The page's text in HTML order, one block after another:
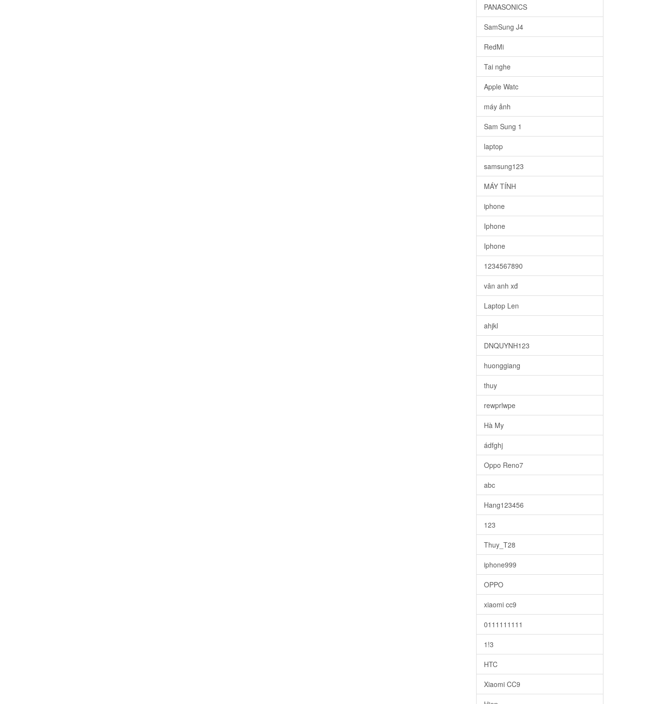
PANASONICS
SamSung J4
RedMi
Tai nghe
Apple Watc
máy ảnh
Sam Sung 1
laptop
samsung123
MÁY TÍNH
iphone
Iphone
Iphone
1234567890
vân anh xđ
Laptop Len
ahjkl
DNQUYNH123
huonggiang
thuy
rewprlwpe
Hà My
ádfghj
Oppo Reno7
abc
Hang123456
123
Thuy_T28
iphone999
OPPO
xiaomi cc9
0111111111
1!3
HTC
Xiaomi CC9